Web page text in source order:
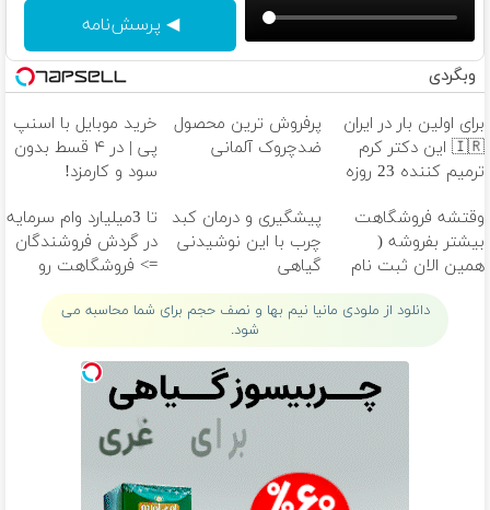
◀ پرسش‌نامه
وبگردی
برای اولین بار در ایران
🇮🇷 این دکتر کرم
ترمیم کننده 23 روزه
پرفروش ترین محصول
ضدچروک آلمانی
خرید موبایل با اسنپ
پی | در ۴ قسط بدون
سود و کارمزد!
وقتشه فروشگاهت
بیشتر بفروشه (
همین الان ثبت نام
پیشگیری و درمان کبد
چرب با این نوشیدنی
گیاهی
تا 3میلیارد وام سرمایه
در گردش فروشندگان
=> فروشگاهت رو
ثبت کن
دانلود از ملودی مانیا نیم بها و نصف حجم برای شما محاسبه می
شود.